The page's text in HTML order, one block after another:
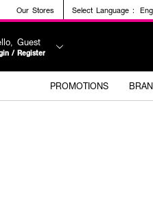
Our Stores Select Language :
Guest
/ Register
PROMOTIONS